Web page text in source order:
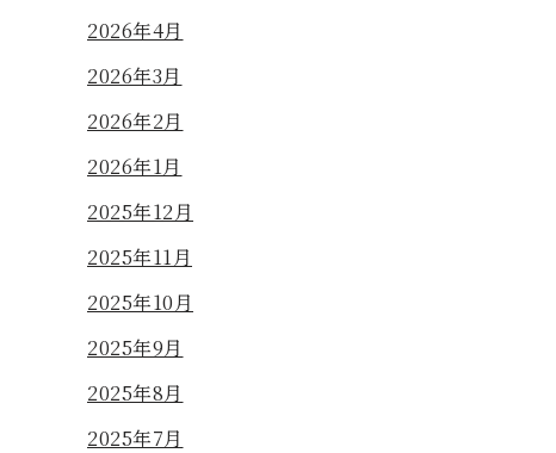
2026年4月
2026年3月
2026年2月
2026年1月
2025年12月
2025年11月
2025年10月
2025年9月
2025年8月
2025年7月